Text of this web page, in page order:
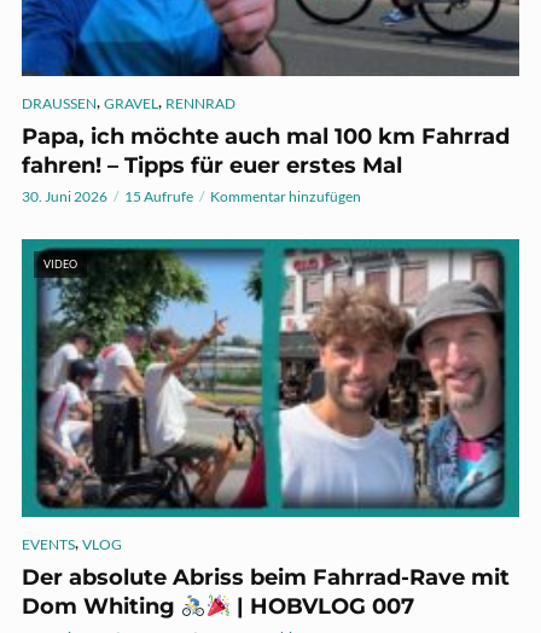
DRAUSSEN, GRAVEL , RENNRAD
Papa, ich möchte auch mal 100 km Fahrrad
fahren! – Tipps für euer erstes Mal
30. Juni 2026 15 Aufrufe Kommentar hinzufügen
VIDEO
EVENTS, VLOG
Der absolute Abriss beim Fahrrad-Rave mit
Dom Whiting
| HOBVLOG 007